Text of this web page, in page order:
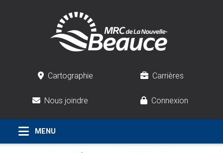
Cartographie Carrières
Nous joindre Connexion